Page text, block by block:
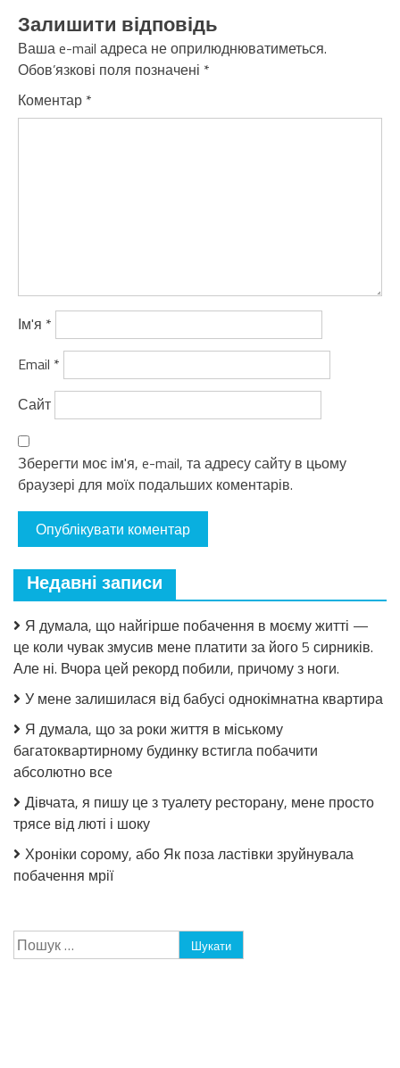
Залишити відповідь
Ваша e-mail адреса не оприлюднюватиметься.
Обов’язкові поля позначені *
Коментар *
Ім'я *
Email *
Сайт
Зберегти моє ім'я, e-mail, та адресу сайту в цьому
браузері для моїх подальших коментарів.
Недавні записи
Я думала, що найгірше побачення в моєму житті —
це коли чувак змусив мене платити за його 5 сирників.
Але ні. Вчора цей рекорд побили, причому з ноги.
У мене залишилася від бабусі однокімнатна квартира
Я думала, що за роки життя в міському
багатоквартирному будинку встигла побачити
абсолютно все
Дівчата, я пишу це з туалету ресторану, мене просто
трясе від люті і шоку
Хроніки сорому, або Як поза ластівки зруйнувала
побачення мрії
Пошук: